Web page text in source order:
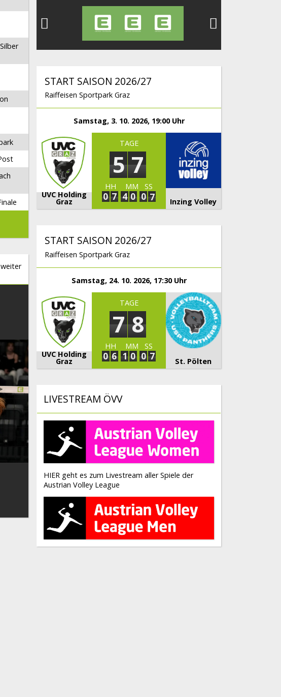
weiter
START SAISON 2026/27
Raiffeisen Sportpark Graz
Samstag, 3. 10. 2026, 19:00 Uhr
UVC Holding
Graz
TAGE
5 7
HH MM SS
0 7 4 0 0 5
6 Inzing Volley
START SAISON 2026/27
Raiffeisen Sportpark Graz
Samstag, 24. 10. 2026, 17:30 Uhr
UVC Holding
Graz
TAGE
7 8
HH MM SS
0 6 1 0 0 5
6 St. Pölten
LIVESTREAM ÖVV
HIER geht es zum Livestream aller Spiele der
Austrian Volley League